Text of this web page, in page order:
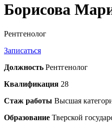
Борисова
Рентгенолог
Записаться
Должность Рентгенолог
Квалификация 28
Стаж работы Высшая
Образование Тверской